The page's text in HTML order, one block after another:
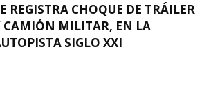
REGISTRA CHOQUE DE TRÁILER
CAMIÓN MILITAR, EN LA
SIGLO XXI